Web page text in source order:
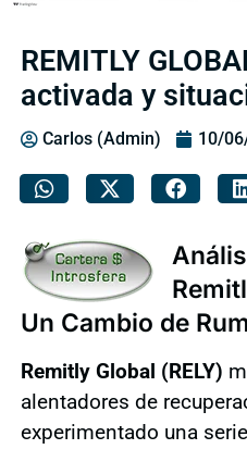
REMITLY
activada y
Carlos (Admin) 10/
Un Cambio de
Remitly Global (RELY)
alentadores de
experimentado una